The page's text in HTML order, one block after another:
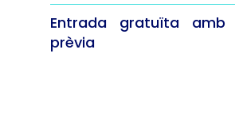
Entrada gratuïta amb
prèvia